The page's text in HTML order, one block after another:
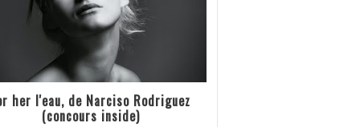
her l'eau, de Narciso Rodriguez
(concours inside)